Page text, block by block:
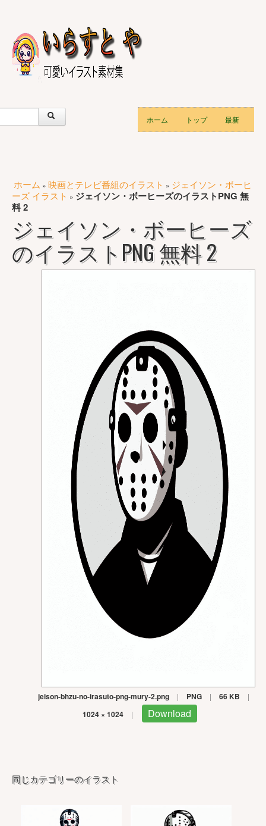
ホーム トップ 最新
ホーム » 映画とテレビ番組のイラスト » ジェイソン・ボーヒ
ーズ イラスト » ジェイソン・ボーヒーズのイラストPNG 無
料 2
ジェイソン・ボーヒーズ
のイラストPNG 無料 2
jeison-bhzu-no-irasuto-png-mury-2.png | PNG | 66 KB |
1024 × 1024 | Download
同じカテゴリーのイラスト